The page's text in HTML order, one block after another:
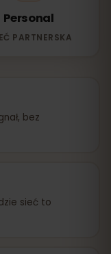
Personal
PARTNERSKA
bez
sieć to